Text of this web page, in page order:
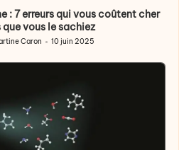
: 7 erreurs qui vous coûtent cher
que vous le sachiez
Caron 10 juin 2025